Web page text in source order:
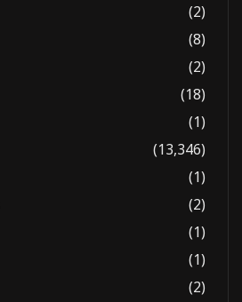
(2)
(8)
(2)
(18)
(1)
(13,346)
(1)
(2)
(1)
(1)
(2)